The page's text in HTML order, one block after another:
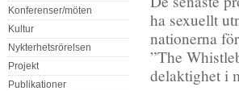
Konferenser/möten
Kultur
Nykterhetsrörelsen
Projekt
Publikationer
ha sexuellt
nationerna
”The
delaktighet i